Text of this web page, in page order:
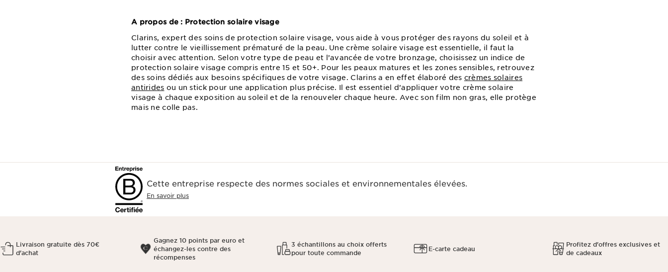
A propos de : Protection solaire visage
Clarins, expert des soins de protection solaire visage, vous aide à vous protéger des rayons du soleil et à
lutter contre le vieillissement prématuré de la peau. Une crème solaire visage est essentielle, il faut la
choisir avec attention. Selon votre type de peau et l’avancée de votre bronzage, choisissez un indice de
protection solaire visage compris entre 15 et 50+. Pour les peaux matures et les zones sensibles, retrouvez
des soins dédiés aux besoins spécifiques de votre visage. Clarins a en effet élaboré des crèmes solaires
antirides ou un stick pour une application plus précise. Il est essentiel d’appliquer votre crème solaire
visage à chaque exposition au soleil et de la renouveler chaque heure. Avec son film non gras, elle protège
mais ne colle pas.
Cette entreprise respecte des normes sociales et environnementales élevées.
En savoir plus
Livraison gratuite dès 70€
d'achat
Gagnez 10 points par euro et
échangez-les contre des
récompenses
3 échantillons au choix offerts
pour toute commande
E-carte cadeau
Profitez d'offres exclusives et
de cadeaux